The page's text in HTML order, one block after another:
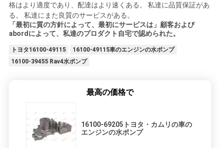
格はより適度であり、配達はより速くある。
私達に品質保証があ
る。
私達にまた良質のサービスがある。
「最初に質の方針によって、最初にサービスは」顧客および
abordによって、私達のプロダクト自宅で認められた。
トヨタ16100-49115
16100-49115車のエンジンの水ポンプ
16100-39455 Rav4水ポンプ
最高の価格で
16100-69205トヨタ・カムリの車の
エンジンの水ポンプ